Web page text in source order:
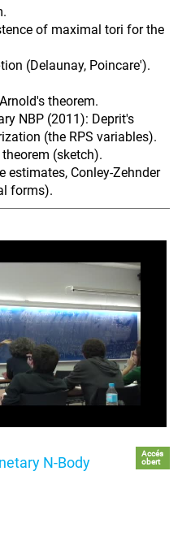
of maximal tori for the
(Delaunay, Poincare').
theorem.
NBP (2011): Deprit's
(the RPS variables).
(sketch).
estimates, Conley-Zehnder
forms).
N-Body
Accés
obert